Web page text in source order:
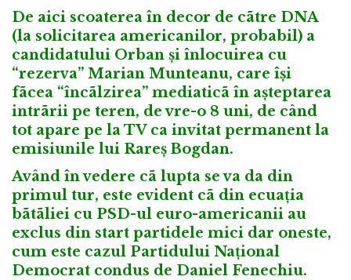
De aici scoaterea în decor de cãtre DNA
(la solicitarea americanilor, probabil) a
candidatului Orban și înlocuirea cu
“rezerva” Marian Munteanu, care își
fãcea “încãlzirea” mediaticã în așteptarea
intrãrii pe teren, de vre-o 8 uni, de când
tot apare pe la TV ca invitat permanent la
emisiunile lui Rareș Bogdan.
Având în vedere cã lupta se va da din
primul tur, este evident cã din ecuația
bãtãliei cu PSD-ul euro-americanii au
exclus din start partidele mici dar oneste,
cum este cazul Partidului Național
Democrat condus de Daniel Fenechiu.